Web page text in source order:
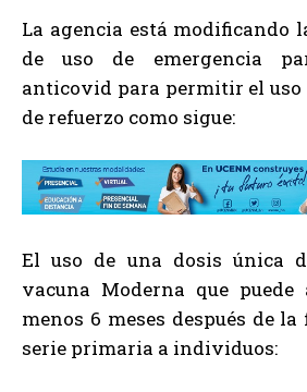
La agencia está modificando
de uso de emergencia
anticovid para permitir el uso
de refuerzo como sigue:
El uso de una dosis única
vacuna Moderna que
menos 6 meses después de
serie primaria a individuos: